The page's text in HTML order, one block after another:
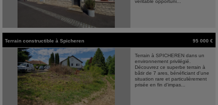
véritable opportuni...
Terrain constructible à Spicheren 95 000 €
Terrain à SPICHEREN dans un
environnement privilégié.
Découvrez ce superbe terrain à
bâtir de 7 ares, bénéficiant d'une
situation rare et particulièrement
prisée en fin d'impas...